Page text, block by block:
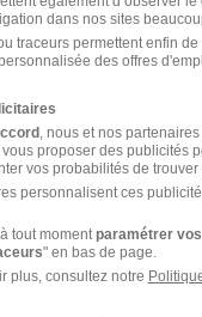
Ikks
- 34 CDI Temps
jours
dans nos sites
traceurs permettent enfin
des offres
, nous et nos partenaires
proposer des publicités
vos probabilités de
personnalisent ces
tout moment paramétrer
" en bas de page.
plus, consultez notre